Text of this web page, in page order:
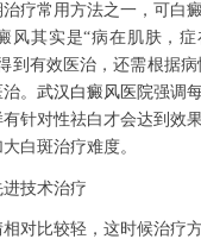
疗常用方法之一，可白
风其实是“病在肌肤，症
到有效医治，还需根据
。 武汉白癜风医院强调
针对性祛白才会达到效
白斑治疗难度。
技术治疗
比较轻，这时候治疗